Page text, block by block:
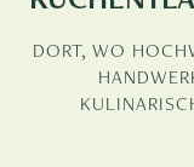
DORT, WO